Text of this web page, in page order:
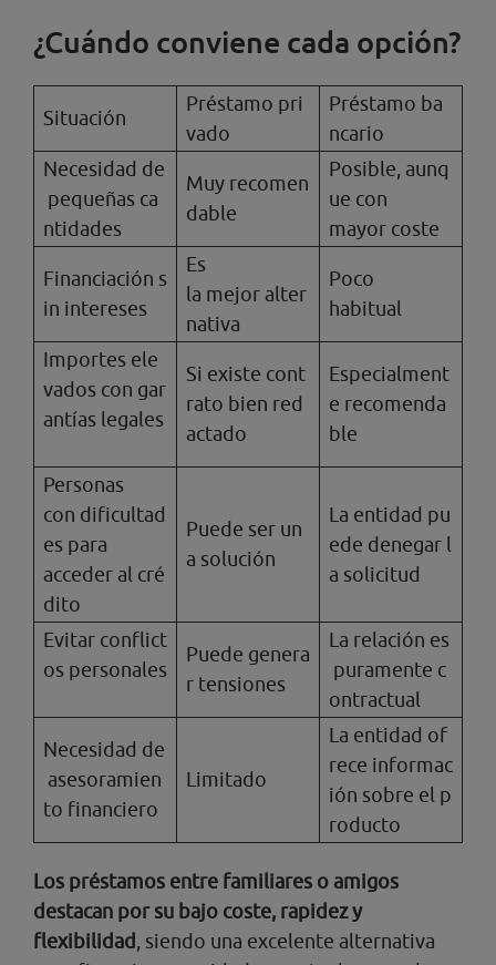
¿Cuándo conviene cada opción?
Situación
Préstamo pri
vado
Préstamo ba
ncario
Necesidad de
pequeñas ca
ntidades
Muy recomen
dable
Posible, aunq
ue con
mayor coste
Financiación s
in intereses
Es
la mejor alter
nativa
Poco
habitual
Importes ele
vados con gar
antías legales
Si existe cont
rato bien red
actado
Especialment
e recomenda
ble
Personas
con dificultad
es para
acceder al cré
dito
Puede ser un
a solución
La entidad pu
ede denegar l
a solicitud
Evitar conflict
os personales
Puede genera
r tensiones
La relación es
puramente c
ontractual
Necesidad de
asesoramien
to financiero
Limitado
La entidad of
rece informac
ión sobre el p
roducto
Los préstamos entre familiares o amigos
destacan por su bajo coste, rapidez y
flexibilidad, siendo una excelente alternativa